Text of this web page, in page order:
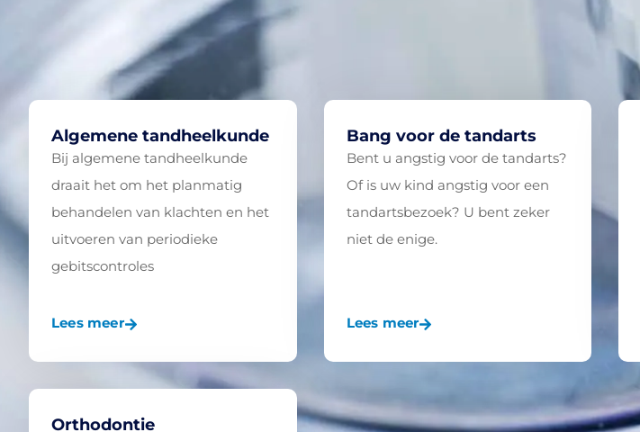
Algemene tandheelkunde
Bij algemene tandheelkunde
draait het om het planmatig
behandelen van klachten en het
uitvoeren van periodieke
gebitscontroles
Lees meer
Bang voor de tandarts
Bent u angstig voor de tandarts?
Of is uw kind angstig voor een
tandartsbezoek? U bent zeker
niet de enige.
Lees meer
Orthodontie